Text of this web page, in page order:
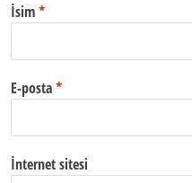
İsim*
E-posta*
İnternet sitesi